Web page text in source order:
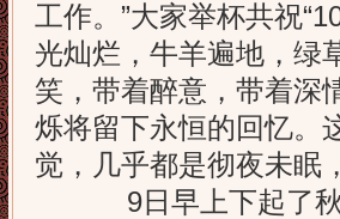
工作。”大家举杯共祝
光灿烂，牛羊遍地，绿
笑，带着醉意，带着深
烁将留下永恒的回忆。
觉，几乎都是彻夜未眠
9日早上下起了秋后